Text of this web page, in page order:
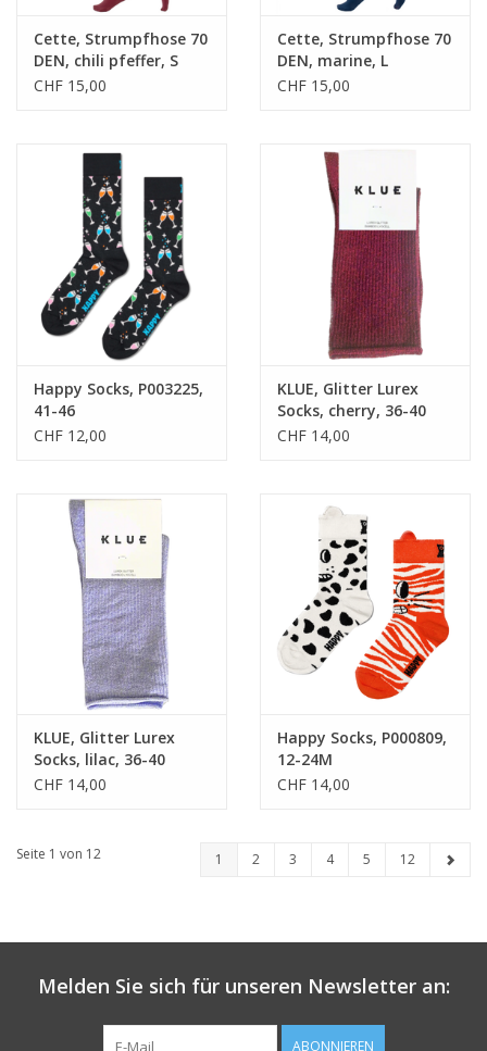
Cette, Strumpfhose 70
DEN, chili pfeffer, S
CHF 15,00
Cette, Strumpfhose 70
DEN, marine, L
CHF 15,00
Happy Socks, P003225,
41-46
CHF 12,00
KLUE, Glitter Lurex
Socks, cherry, 36-40
CHF 14,00
KLUE, Glitter Lurex
Socks, lilac, 36-40
CHF 14,00
Happy Socks, P000809,
12-24M
CHF 14,00
Seite 1 von 12 1 2 3 4 5 12
Melden Sie sich für unseren Newsletter an:
ABONNIEREN